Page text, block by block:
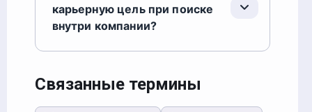
карьерную цель при поиске
внутри компании?
Связанные термины